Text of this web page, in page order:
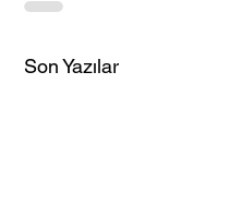
Son Yazılar